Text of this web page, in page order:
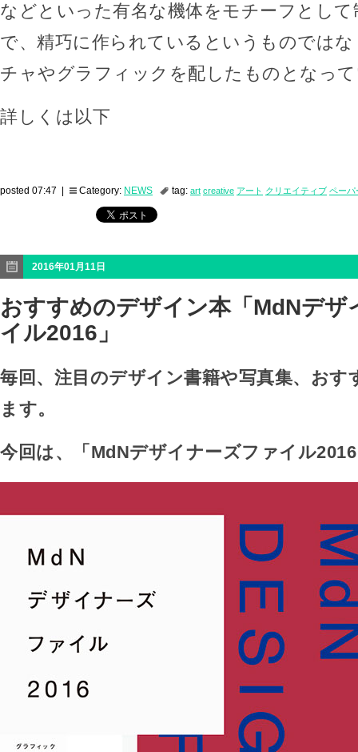
などといった有名な機体をモチーフとし
で、精巧に作られているというものでは
チャやグラフィックを配したものとなっ
詳しくは以下
posted 07:47 | Category: NEWS tag: art creative アート クリエイティブ ペーパ
2016年01月11日
おすすめのデザイン本「MdNデザ
イル2016」
毎回、注目のデザイン書籍や写真集、おす
ます。
今回は、「MdNデザイナーズファイル